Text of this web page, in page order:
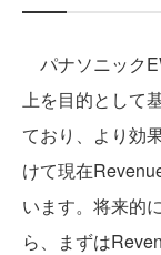
パナソニック
上を目的として
ており、より効
けて現在
います。将来的
ら、まずは